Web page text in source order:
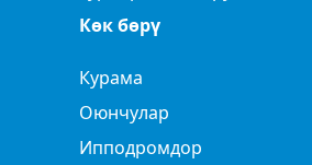
Көк бөрү
Курама
Оюнчулар
Ипподромдор